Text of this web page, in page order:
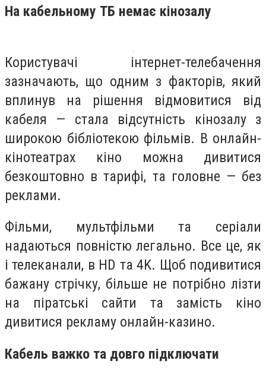
На кабельному ТБ немає кінозалу
Користувачі інтернет-телебачення
зазначають, що одним з факторів, який
вплинув на рішення відмовитися від
кабеля — стала відсутність кінозалу з
широкою бібліотекою фільмів. В онлайн-
кінотеатрах кіно можна дивитися
безкоштовно в тарифі, та головне — без
реклами.
Фільми, мультфільми та серіали
надаються повністю легально. Все це, як
і телеканали, в HD та 4K. Щоб подивитися
бажану стрічку, більше не потрібно лізти
на піратські сайти та замість кіно
дивитися рекламу онлайн-казино.
Кабель важко та довго підключати